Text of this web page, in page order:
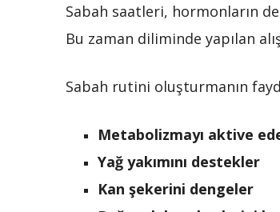
Sabah saatleri, hormonların
Bu zaman diliminde yapılan
Sabah rutini oluşturmanın
Metabolizmayı aktive
Yağ yakımını destekler
Kan şekerini dengeler